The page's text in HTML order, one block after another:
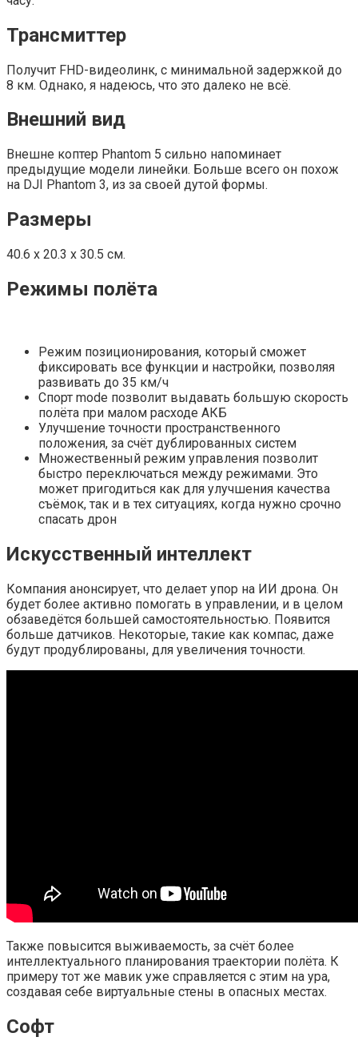
Трансмиттер
Получит FHD-видеолинк, с минимальной задержкой до
8 км. Однако, я надеюсь, что это далеко не всё.
Внешний вид
Внешне коптер Phantom 5 сильно напоминает
предыдущие модели линейки. Больше всего он похож
на DJI Phantom 3, из за своей дутой формы.
Размеры
40.6 х 20.3 х 30.5 см.
Режимы полёта
Режим позиционирования, который сможет
фиксировать все функции и настройки, позволяя
развивать до 35 км/ч
Спорт mode позволит выдавать большую скорость
полёта при малом расходе АКБ
Улучшение точности пространственного
положения, за счёт дублированных систем
Множественный режим управления позволит
быстро переключаться между режимами. Это
может пригодиться как для улучшения качества
съёмок, так и в тех ситуациях, когда нужно срочно
спасать дрон
Искусственный интеллект
Компания анонсирует, что делает упор на ИИ дрона. Он
будет более активно помогать в управлении, и в целом
обзаведётся большей самостоятельностью. Появится
больше датчиков. Некоторые, такие как компас, даже
будут продублированы, для увеличения точности.
Также повысится выживаемость, за счёт более
интеллектуального планирования траектории полёта. К
примеру тот же мавик уже справляется с этим на ура,
создавая себе виртуальные стены в опасных местах.
Софт